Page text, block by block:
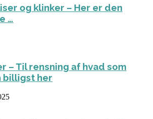
og klinker – Her er den
…
– Til rensning af hvad som
billigst her